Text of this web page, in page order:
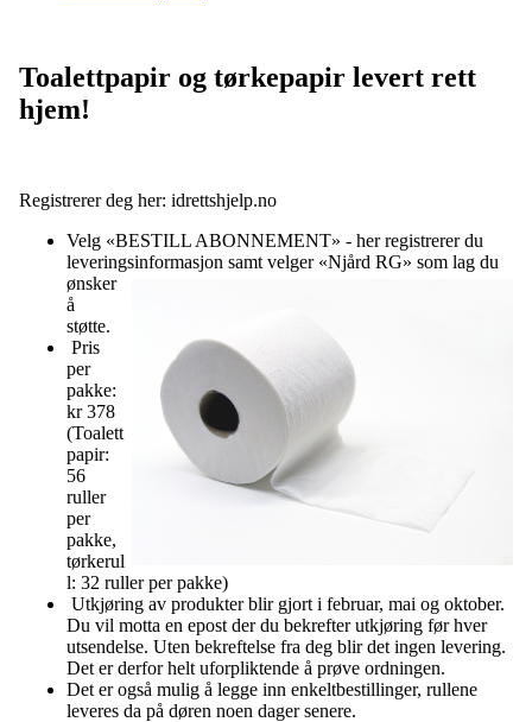
Toalettpapir og tørkepapir levert rett
hjem!
Registrerer deg her: idrettshjelp.no
Velg «BESTILL ABONNEMENT» - her registrerer du
leveringsinformasjon samt velger «Njård RG» som lag du
ønsker
å
støtte.
Pris
per
pakke:
kr 378
(Toalett
papir:
56
ruller
per
pakke,
tørkerul
l: 32 ruller per pakke)
Utkjøring av produkter blir gjort i februar, mai og oktober.
Du vil motta en epost der du bekrefter utkjøring før hver
utsendelse. Uten bekreftelse fra deg blir det ingen levering.
Det er derfor helt uforpliktende å prøve ordningen.
Det er også mulig å legge inn enkeltbestillinger, rullene
leveres da på døren noen dager senere.